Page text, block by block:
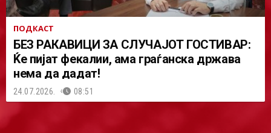
ПОДКАСТ
БЕЗ РАКАВИЦИ ЗА СЛУЧАЈОТ ГОСТИВАР:
Ќе пијат фекалии, ама граѓанска држава
нема да дадат!
24.07.2026. 08:51